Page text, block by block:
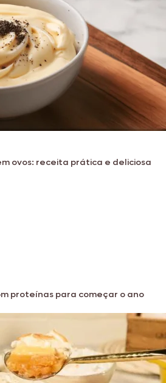
ovos: receita prática e deliciosa
proteínas para começar o ano